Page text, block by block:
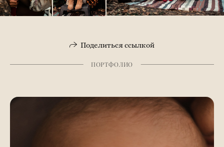
Поделиться ссылкой
ПОРТФОЛИО